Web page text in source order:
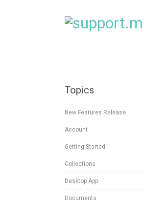
Topics
New Features Release
Account
Getting Started
Collections
Desktop App
Documents